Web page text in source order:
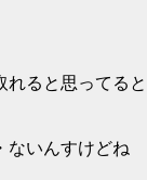
れると思ってると
ないんすけどね